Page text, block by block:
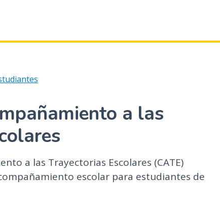
a
o
n
d
a las
a las Trayectorias Escolares (CATE)
escolar para estudiantes de